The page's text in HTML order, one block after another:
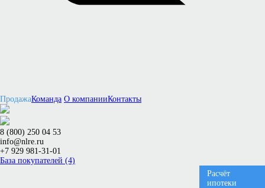
ПродажаКоманда О компанииКонтакты
8 (800) 250 04 53
info@nlre.ru
+7 929 981-31-01
База покупателей (4)
Расчёт
ипотеки